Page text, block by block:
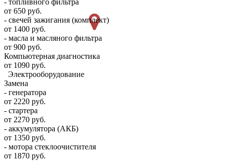
- топливного фильтра
от 650 руб.
- свечей зажигания (комплект)
от 1400 руб.
- масла и масляного фильтра
от 900 руб.
Компьютерная диагностика
от 1090 руб.
Электрооборудование
Замена
- генератора
от 2220 руб.
- стартера
от 2270 руб.
- аккумулятора (АКБ)
от 1350 руб.
- мотора стеклоочистителя
от 1870 руб.